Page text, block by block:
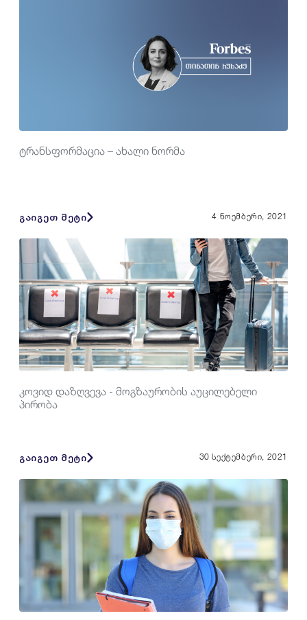
ტრანსფორმაცია – ახალი ნორმა
გაიგეთ მეტი 4 ნოემბერი, 2021
კოვიდ დაზღვევა - მოგზაურობის აუცილებელი
პირობა
გაიგეთ მეტი 30 სექტემბერი, 2021